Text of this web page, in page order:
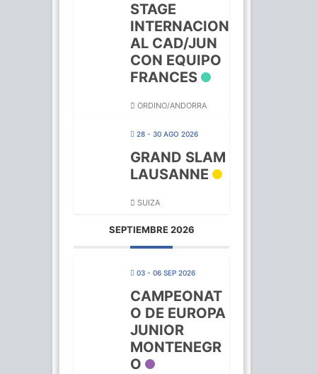
STAGE
INTERNACION
AL CAD/JUN
CON EQUIPO
FRANCES
ORDINO/ANDORRA
28 - 30 AGO 2026
GRAND SLAM
LAUSANNE
SUIZA
SEPTIEMBRE 2026
03 - 06 SEP 2026
CAMPEONAT
O DE EUROPA
JUNIOR
MONTENEGR
O